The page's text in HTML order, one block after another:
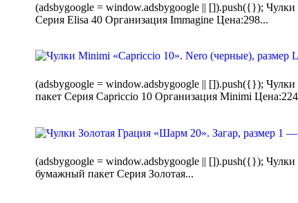
(adsbygoogle = window.adsbygoogle || []).push({});
Серия Elisa 40 Организация Immagine Цена:298...
(adsbygoogle = window.adsbygoogle || []).push({});
пакет Серия Capriccio 10 Организация Minimi
(adsbygoogle = window.adsbygoogle || []).push({});
бумажный пакет Серия Золотая...